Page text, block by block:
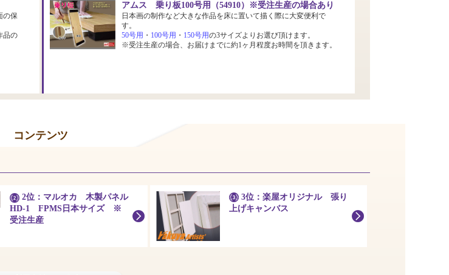
の保
品の
アムス 乗り板100号用（54910）※受注生産の場合あり
日本画の制作など大きな作品を床に置いて描く際に大変便利で
す。
50号用 ・ 100号用 ・ 150号用の3サイズよりお選び頂けます。
※受注生産の場合、お届けまでに約1ヶ月程度お時間を頂きます。
コンテンツ
2位：マルオカ 木製パネル
HD-1 FPMS日本サイズ ※
受注生産
3位：楽屋オリジナル 張り
上げキャンバス